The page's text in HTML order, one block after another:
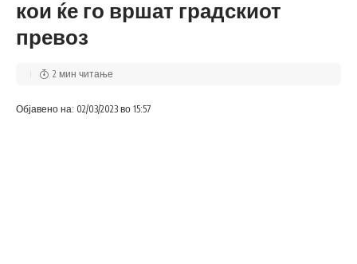
кои ќе го вршат градскиот
превоз
Објавено на: 02/03/2023 во 15:57
2 мин читање